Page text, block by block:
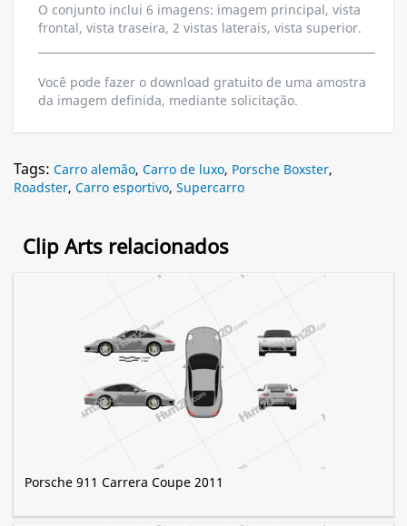
O conjunto inclui 6 imagens: imagem principal, vista
frontal, vista traseira, 2 vistas laterais, vista superior.
Você pode fazer o download gratuito de uma amostra
da imagem definida, mediante solicitação.
Tags: Carro alemão, Carro de luxo, Porsche Boxster,
Roadster, Carro esportivo, Supercarro
Clip Arts relacionados
Porsche 911 Carrera Coupe 2011